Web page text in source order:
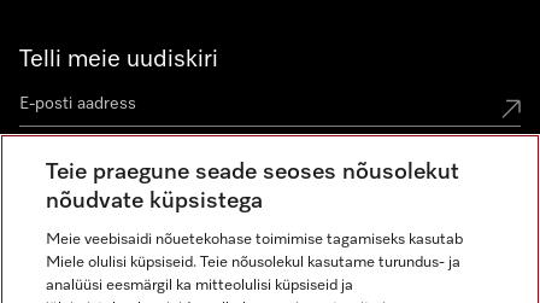
Telli meie uudiskiri
Miele Instagramis
Miele Facebookis
Miele Youtube'is
Teie praegune seade seoses nõusolekut
nõudvate küpsistega
Meie veebisaidi nõuetekohase toimimise tagamiseks kasutab
Miele olulisi küpsiseid. Teie nõusolekul kasutame turundus- ja
analüüsi eesmärgil ka mitteolulisi küpsiseid ja